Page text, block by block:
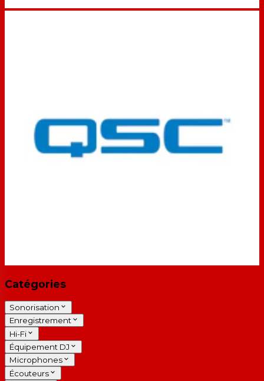
Catégories
Sonorisation
Enregistrement
Hi-Fi
Équipement DJ
Microphones
Écouteurs